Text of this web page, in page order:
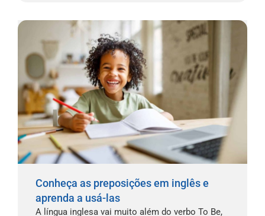
Conheça as preposições em inglês e
aprenda a usá-las
A língua inglesa vai muito além do verbo To Be,